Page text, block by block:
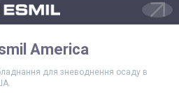
РЕЗУЛЬТАТИ
СПОРУДАХ
America
для зневоднення осаду в